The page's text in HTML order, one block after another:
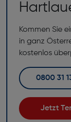
Kommen Sie
in ganz
kostenlos
0800 31
Jetzt